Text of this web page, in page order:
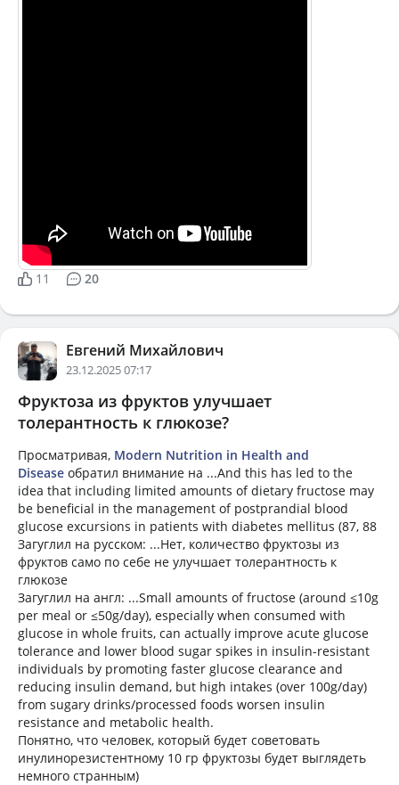
11 20
Евгений Михайлович
23.12.2025 07:17
Фруктоза из фруктов улучшает
толерантность к глюкозе?
Просматривая, Modern Nutrition in Health and
Disease обратил внимание на ...And this has led to the
idea that including limited amounts of dietary fructose may
be beneficial in the management of postprandial blood
glucose excursions in patients with diabetes mellitus (87, 88
Загуглил на русском: ...Нет, количество фруктозы из
фруктов само по себе не улучшает толерантность к
глюкозе
Загуглил на англ: ...Small amounts of fructose (around ≤10g
per meal or ≤50g/day), especially when consumed with
glucose in whole fruits, can actually improve acute glucose
tolerance and lower blood sugar spikes in insulin-resistant
individuals by promoting faster glucose clearance and
reducing insulin demand, but high intakes (over 100g/day)
from sugary drinks/processed foods worsen insulin
resistance and metabolic health.
Понятно, что человек, который будет советовать
инулинорезистентному 10 гр фруктозы будет выглядеть
немного странным)